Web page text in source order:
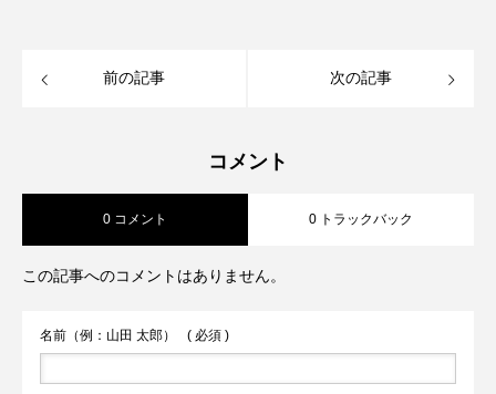
前の記事 次の記事
コメント
0 コメント 0 トラックバック
この記事へのコメントはありません。
名前（例：山田 太郎） ( 必須 )